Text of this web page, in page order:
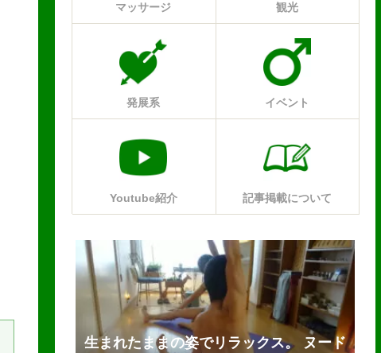
マッサージ 観光
発展系 イベント
Youtube紹介 記事掲載について
生まれたままの姿でリラックス。 ヌード